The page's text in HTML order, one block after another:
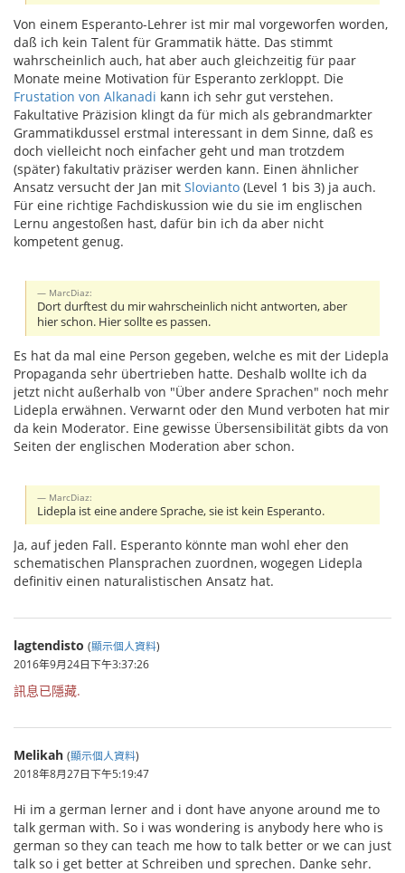
Von einem Esperanto-Lehrer ist mir mal vorgeworfen worden,
daß ich kein Talent für Grammatik hätte. Das stimmt
wahrscheinlich auch, hat aber auch gleichzeitig für paar
Monate meine Motivation für Esperanto zerkloppt. Die
Frustation von Alkanadi kann ich sehr gut verstehen.
Fakultative Präzision klingt da für mich als gebrandmarkter
Grammatikdussel erstmal interessant in dem Sinne, daß es
doch vielleicht noch einfacher geht und man trotzdem
(später) fakultativ präziser werden kann. Einen ähnlicher
Ansatz versucht der Jan mit Slovianto (Level 1 bis 3) ja auch.
Für eine richtige Fachdiskussion wie du sie im englischen
Lernu angestoßen hast, dafür bin ich da aber nicht
kompetent genug.
MarcDiaz:
Dort durftest du mir wahrscheinlich nicht antworten, aber
hier schon. Hier sollte es passen.
Es hat da mal eine Person gegeben, welche es mit der Lidepla
Propaganda sehr übertrieben hatte. Deshalb wollte ich da
jetzt nicht außerhalb von "Über andere Sprachen" noch mehr
Lidepla erwähnen. Verwarnt oder den Mund verboten hat mir
da kein Moderator. Eine gewisse Übersensibilität gibts da von
Seiten der englischen Moderation aber schon.
MarcDiaz:
Lidepla ist eine andere Sprache, sie ist kein Esperanto.
Ja, auf jeden Fall. Esperanto könnte man wohl eher den
schematischen Plansprachen zuordnen, wogegen Lidepla
definitiv einen naturalistischen Ansatz hat.
lagtendisto (顯示個人資料)
2016年9月24日下午3:37:26
訊息已隱藏.
Melikah (顯示個人資料)
2018年8月27日下午5:19:47
Hi im a german lerner and i dont have anyone around me to
talk german with. So i was wondering is anybody here who is
german so they can teach me how to talk better or we can just
talk so i get better at Schreiben und sprechen. Danke sehr.